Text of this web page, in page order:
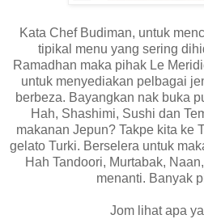
Kata Chef Budiman, untuk
tipikal menu yang sering
Ramadhan maka pihak Le
untuk menyediakan pelbagai
berbeza. Bayangkan nak buka
Hah, Shashimi, Sushi dan
makanan Jepun? Takpe kita ke
gelato Turki. Berselera untuk
Hah Tandoori, Murtabak,
menanti. Banyak
Jom lihat apa